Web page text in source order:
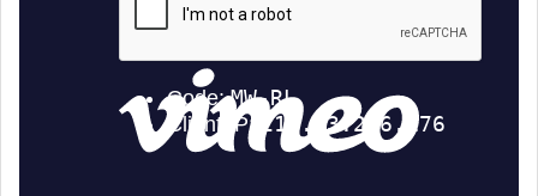
Basko Arena